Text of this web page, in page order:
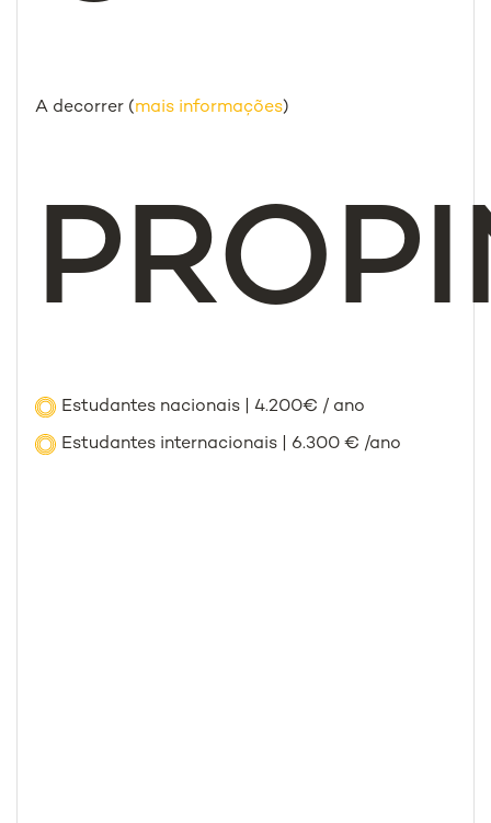
A decorrer (mais informações)
Estudantes nacionais | 4.200€ / ano
Estudantes internacionais | 6.300 € /ano